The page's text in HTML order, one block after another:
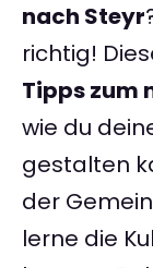
nach Steyr
richtig!
Tipps zum
wie du
gestalten
der
lerne die